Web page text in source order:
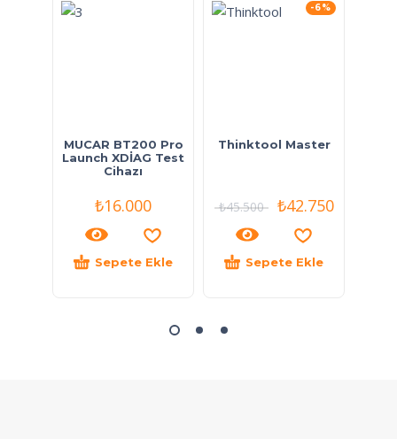
MUCAR BT200 Pro
Launch XDİAG Test
Cihazı
₺16.000
Sepete Ekle
-6%
Thinktool Master
₺45.500 ₺42.750
Sepete Ekle